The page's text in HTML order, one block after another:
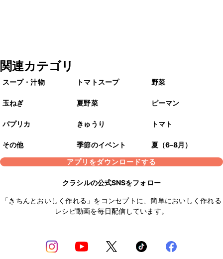
関連カテゴリ
スープ・汁物 トマトスープ 野菜
玉ねぎ 夏野菜 ピーマン
パプリカ きゅうり トマト
その他 季節のイベント
夏（6–8月）
アプリをダウンロードする
クラシルの公式SNSをフォロー
「きちんとおいしく作れる」をコンセプトに、簡単においしく作れる
レシピ動画を毎日配信しています。